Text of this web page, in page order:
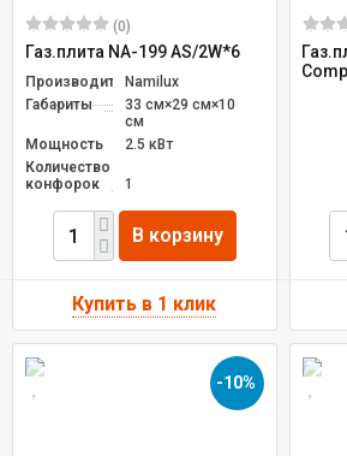
(0)
Газ.плита NA-199 AS/2W*6
ПроизводительNamilux
Габариты
33 см×29 см×10
см
Мощность
2.5 кВт
Количество
конфорок
1
В корзину
-10%